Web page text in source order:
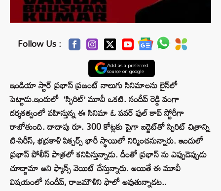
Follow Us :
Add as a preferred
source on google
ఇండియా స్టార్ ప్రభాస్ ప్రజంట్ నాలుగు సినిమాలను లైన్‌లో
పెట్టాడు.ఇందులో ‘స్పిరిట్’ మూవీ ఒకటి. సందీప్ రెడ్డి వంగా
దర్శకత్వంలో వహిస్తున్న ఈ సినిమా ఓ పవర్‌ ఫుల్ కాప్ స్టోరీగా
రాబోతుంది. దాదాపు రూ. 300 కోట్లకు పైగా బడ్జెట్‌తో స్పిరిట్ చిత్రాన్ని
టి-సిరీస్, భద్రకాళి పిక్చర్స్ భారీ స్థాయిలో నిర్మించనున్నారు. ఇందులో
ప్రభాస్ పోలీస్ పాత్రలో కనిపిస్తున్నాడు. దీంతో ప్రభాస్ ను ఎప్పుడెప్పుడు
చూద్దామా అని ఫ్యాన్స్ వెయిట్ చేస్తున్నారు. అయితే ఈ మూవీ
విషయంలో సందీప్, రాజమౌళిని ఫాలో అవుతున్నాడట..